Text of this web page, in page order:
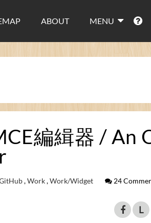
ABOUT MENU
編緝器 / An
,Work,Work/Widget 24
L